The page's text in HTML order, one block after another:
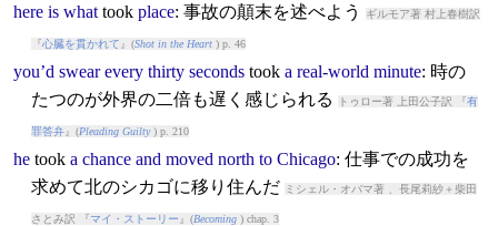
here is what took place: 事故の顛末を述べよう ギルモア著 村上春樹訳
『心臓を貫かれて 』(Shot in the Heart) p. 46
you’d swear every thirty seconds took a real-world minute: 時の
たつのが外界の二倍も遅く感じられる
トゥロー著 上田公子訳 『有
罪答弁』(Pleading Guilty) p. 210
he took a chance and moved north to Chicago: 仕事での成功を
求めて北のシカゴに移り住んだ
ミシェル・オバマ著 、長尾莉紗＋柴田
さとみ訳 『マイ・ストーリー 』(Becoming) chap. 3